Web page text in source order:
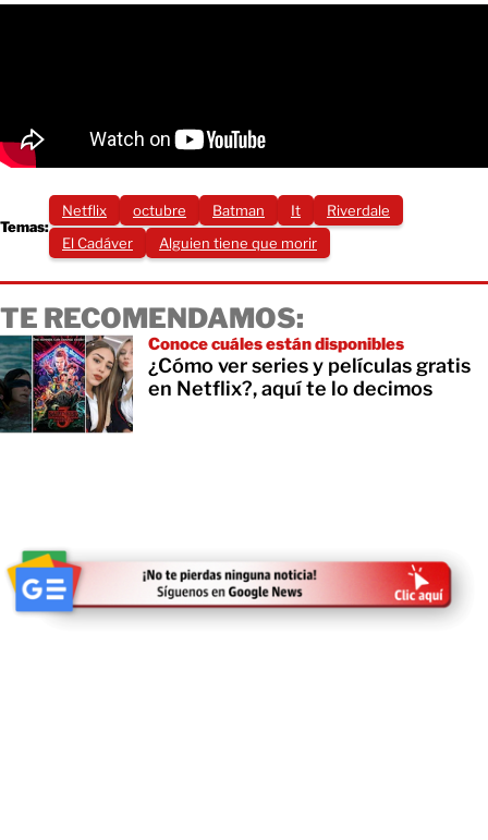
Temas:
Netflix octubre Batman It
Riverdale
El Cadáver
Alguien tiene que morir
TE RECOMENDAMOS:
Conoce cuáles están disponibles
¿Cómo ver series y películas gratis
en Netflix?, aquí te lo decimos